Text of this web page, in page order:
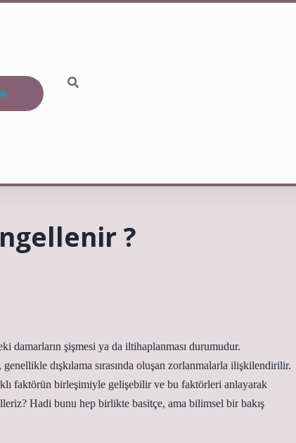
?
damarların şişmesi ya da iltihaplanması durumudur.
dışkılama sırasında oluşan zorlanmalarla ilişkilendirilir.
faktörün birleşimiyle gelişebilir ve bu faktörleri anlayarak
Hadi bunu hep birlikte basitçe, ama bilimsel bir bakış